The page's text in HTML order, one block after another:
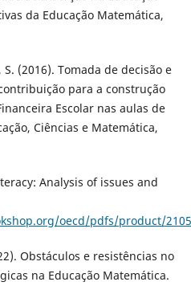
da Educação Matemática,
(2016). Tomada de decisão e
para a construção
Escolar nas aulas de
Ciências e Matemática,
Analysis of issues and
oecd/pdfs/product/
Obstáculos e resistências no
na Educação Matemática.